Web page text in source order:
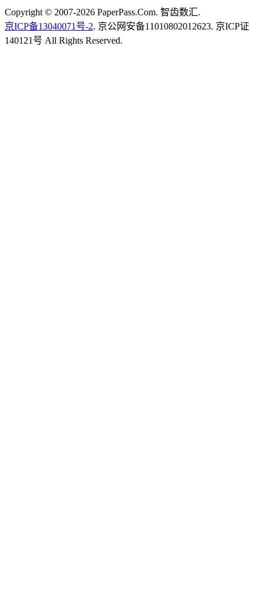
Copyright © 2007-2026 PaperPass.Com. 智齿数汇.
京ICP备13040071号-2. 京公网安备11010802012623. 京ICP证
140121号 All Rights Reserved.